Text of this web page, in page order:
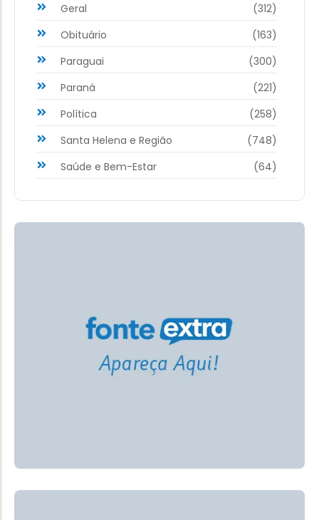
Geral
(312)
Obituário
(163)
Paraguai
(300)
Paraná
(221)
Política
(258)
Santa Helena e Região
(748)
Saúde e Bem-Estar
(64)